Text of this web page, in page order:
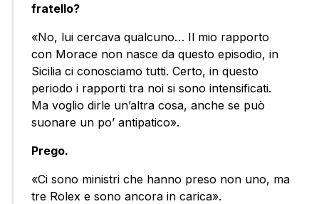
fratello?
«No, lui cercava qualcuno… Il mio rapporto
con Morace non nasce da questo episodio, in
Sicilia ci conosciamo tutti. Certo, in questo
periodo i rapporti tra noi si sono intensificati.
Ma voglio dirle un’altra cosa, anche se può
suonare un po’ antipatico».
Prego.
«Ci sono ministri che hanno preso non uno, ma
tre Rolex e sono ancora in carica».